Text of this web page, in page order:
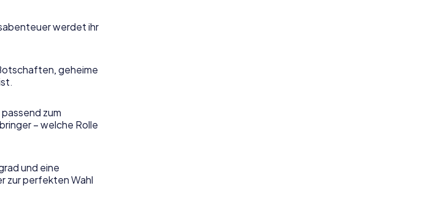
werdet ihr
geheime
zum
– welche Rolle
und eine
zur perfekten Wahl